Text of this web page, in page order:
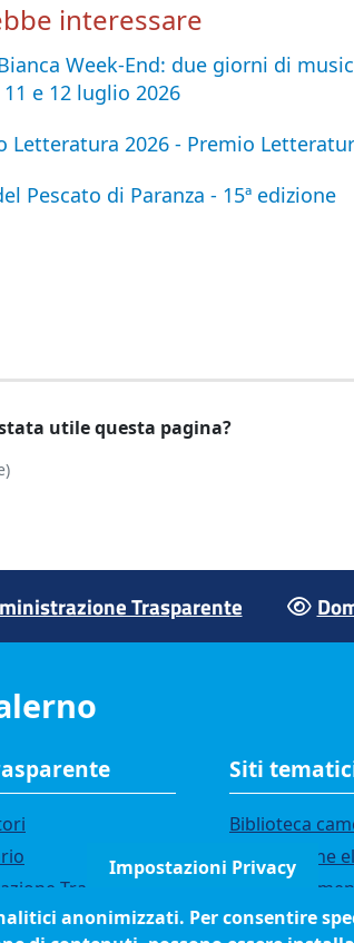
interessare
Week-End: due giorni di
e 12 luglio 2026
Letteratura 2026 - Premio
Pescato di Paranza - 15ª edizione
utile questa pagina?
Trasparente
Trasparente
Siti
Biblioteca
Fatturazione
IBAN
Questionari
Impostazioni Privacy
anonimizzati. Per consentire